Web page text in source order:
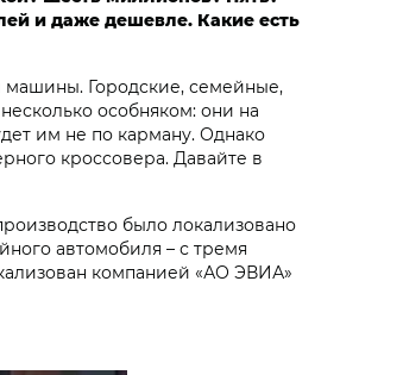
и даже дешевле. Какие есть
машины. Городские, семейные,
особняком: они на
им не по карману. Однако
кроссовера. Давайте в
было локализовано
автомобиля – с тремя
компанией «АО ЭВИА»